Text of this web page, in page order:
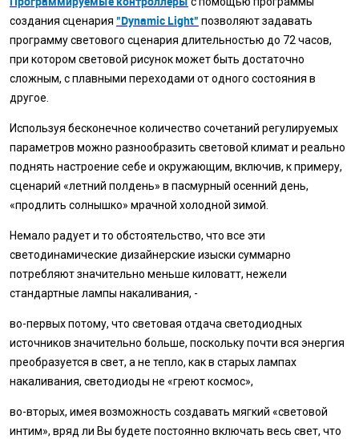
создания сценария "Dynamic Light" позволяют задавать
программу светового сценария длительностью до 72 часов,
при котором световой рисунок может быть достаточно
сложным, с плавными переходами от одного состояния в
другое.
Используя бесконечное количество сочетаний регулируемых
параметров можно разнообразить световой климат и реально
поднять настроение себе и окружающим, включив, к примеру,
сценарий «летний полдень» в пасмурный осенний день,
«продлить солнышко» мрачной холодной зимой.
Немало радует и то обстоятельство, что все эти
светодинамические дизайнерские изыски суммарно
потребляют значительно меньше киловатт, нежели
стандартные лампы накаливания, -
во-первых потому, что световая отдача светодиодных
источников значительно больше, поскольку почти вся энергия
преобразуется в свет, а не тепло, как в старых лампах
накаливания, светодиоды не «греют космос»,
во-вторых, имея возможность создавать мягкий «световой
интим», вряд ли Вы будете постоянно включать весь свет, что